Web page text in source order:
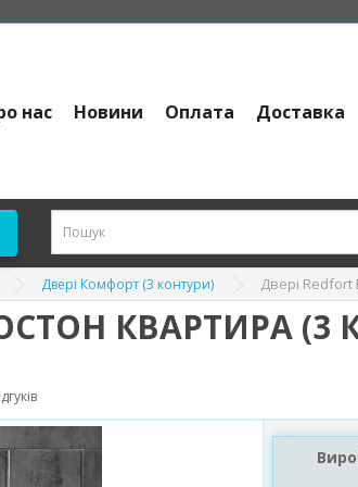
нас Новини Оплата Доставка
Двері Комфорт (3 контури) Двері Redfort
БОСТОН КВАРТИРА